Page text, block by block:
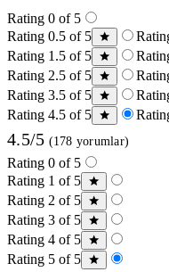
Rating 0 of 5
Rating 0.5 of 5
Rating 1.5 of 5
Rating 2.5 of 5
Rating 3.5 of 5
Rating 4.5 of 5
4.5/5 (178 yorumlar)
Rating 0 of 5
Rating 1 of 5
Rating 2 of 5
Rating 3 of 5
Rating 4 of 5
Rating 5 of 5